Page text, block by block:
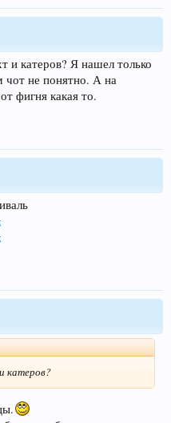
и катеров? Я нашел только
чот не понятно. А на
фигня какая то.
катеров?